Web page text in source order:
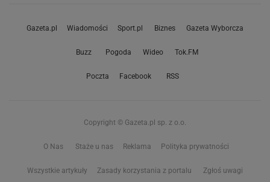
Gazeta.pl Wiadomości Sport.pl Biznes Gazeta Wyborcza
Buzz Pogoda Wideo Tok.FM
Poczta Facebook RSS
Copyright © Gazeta.pl sp. z o.o.
O Nas Staże u nas Reklama Polityka prywatności
Wszystkie artykuły Zasady korzystania z portalu Zgłoś uwagi